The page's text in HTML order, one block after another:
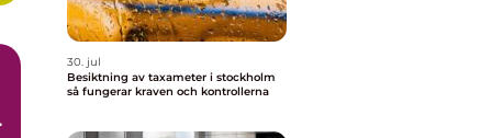
30. jul
Besiktning av taxameter i stockholm
så fungerar kraven och kontrollerna